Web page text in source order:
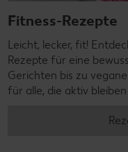
Fitness-Rezepte
Leicht, lecker, fit!
Rezepte für eine
Gerichten bis zu
für alle, die aktiv